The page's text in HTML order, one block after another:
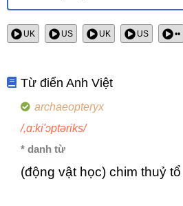
UK US UK US ••
Từ điển Anh Việt
archaeopteryx
/,ɑ:ki'ɔptəriks/
* danh từ
(động vật học) chim thuỷ tổ